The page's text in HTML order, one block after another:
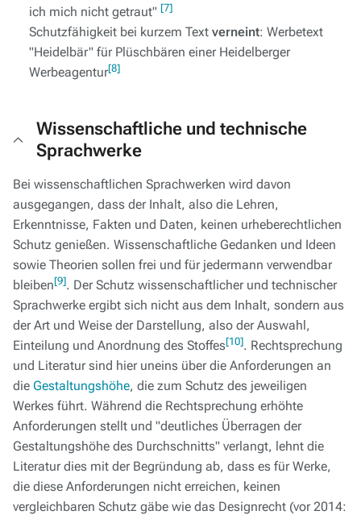
ich mich nicht getraut" [7]
Schutzfähigkeit bei kurzem Text verneint: Werbetext
"Heidelbär" für Plüschbären einer Heidelberger
Werbeagentur[8]
Wissenschaftliche und technische
Sprachwerke
Bei wissenschaftlichen Sprachwerken wird davon
ausgegangen, dass der Inhalt, also die Lehren,
Erkenntnisse, Fakten und Daten, keinen urheberechtlichen
Schutz genießen. Wissenschaftliche Gedanken und Ideen
sowie Theorien sollen frei und für jedermann verwendbar
bleiben[9]. Der Schutz wissenschaftlicher und technischer
Sprachwerke ergibt sich nicht aus dem Inhalt, sondern aus
der Art und Weise der Darstellung, also der Auswahl,
Einteilung und Anordnung des Stoffes[10]. Rechtsprechung
und Literatur sind hier uneins über die Anforderungen an
die Gestaltungshöhe, die zum Schutz des jeweiligen
Werkes führt. Während die Rechtsprechung erhöhte
Anforderungen stellt und "deutliches Überragen der
Gestaltungshöhe des Durchschnitts" verlangt, lehnt die
Literatur dies mit der Begründung ab, dass es für Werke,
die diese Anforderungen nicht erreichen, keinen
vergleichbaren Schutz gäbe wie das Designrecht (vor 2014: